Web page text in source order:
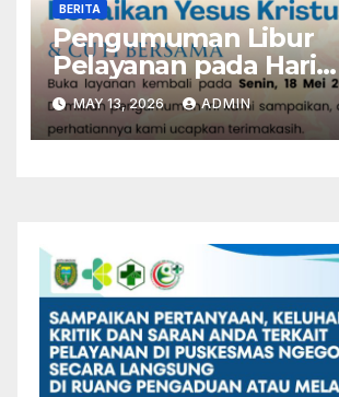
BERITA
Pengumuman Libur
Pelayanan pada Hari
Kenaikan Yesus
MAY 13, 2026 ADMIN